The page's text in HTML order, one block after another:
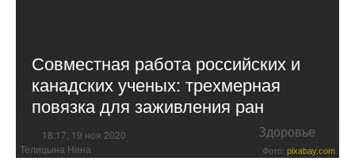
Совместная работа российских и
канадских ученых: трехмерная
повязка для заживления ран
18:17, 19 ноя 2020 Здоровье
Телицына Нина Фото: pixabay.com